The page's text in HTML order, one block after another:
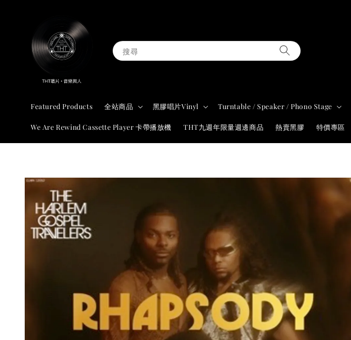
搜尋
Featured Products 全站商品 黑膠唱片Vinyl Turntable / Speaker / Phono Stage
We Are Rewind Cassette Player 卡帶播放機 THT九週年限量週邊商品 熱賣黑膠 特價專區